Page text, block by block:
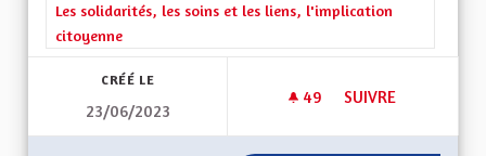
Filtrer les résultats de la catégorie : Les solidarités, les soins
Les solidarités, les soins et les liens, l'implication
citoyenne
CRÉÉ LE
23/06/2023
49 49 ABONNÉS
SUIVRE